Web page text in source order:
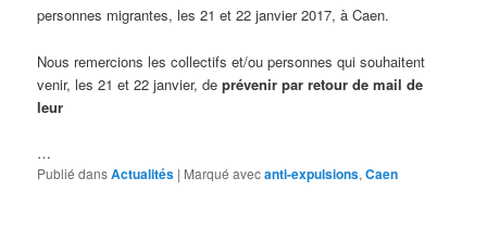
personnes migrantes, les 21 et 22 janvier 2017, à Caen.
Nous remercions les collectifs et/ou personnes qui souhaitent
venir, les 21 et 22 janvier, deprévenir par retour de mail de
leur
…
Publié dansActualités | Marqué avecanti-expulsions,Caen